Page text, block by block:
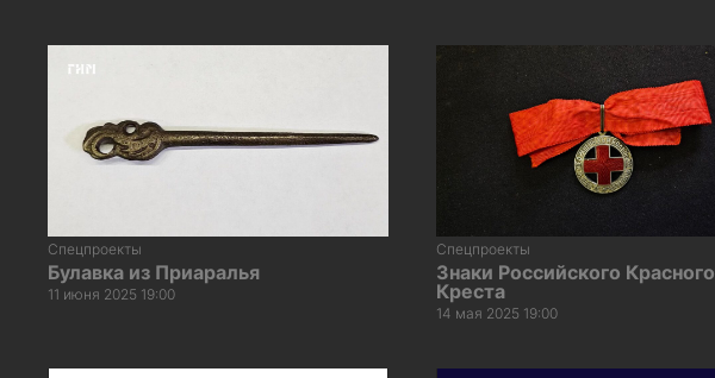
Спецпроекты
Булавка из Приаралья
11 июня 2025 19:00
Спецпроекты
Знаки Российского Красного
Креста
14 мая 2025 19:00